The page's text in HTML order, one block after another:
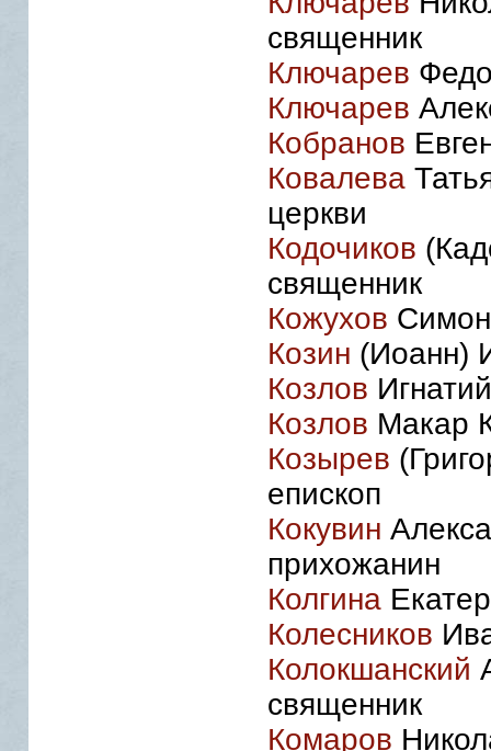
священник
Ключарев
Ключарев
Кобранов
Ковалева
церкви
Кодочиков
священник
Кожухов
Козин (Иоанн)
Козлов
Козлов Макар
Козырев
епископ
Кокувин
прихожанин
Колгина
Колесников
Колокшанский
священник
Комаров